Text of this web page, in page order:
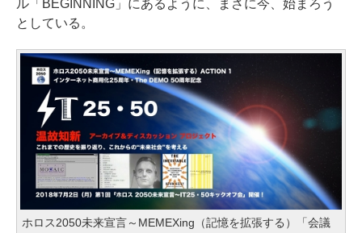
ル「BEGINNING」にあるように、まさに今、始まろう
としている。
ホロス2050未来宣言～MEMEXing（記憶を拡張する）「会議